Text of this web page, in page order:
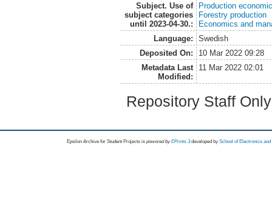
Subject. Use of
subject categories
until 2023-04-30.:
Production
Forestry production
Economics and
Language:
Swedish
Deposited On:
10 Mar 2022 09:28
Metadata Last
Modified:
11 Mar 2022 02:01
Repository Staff
Epsilon Archive for Student Projects is powored byEPrints 3 developed by School of Electronics